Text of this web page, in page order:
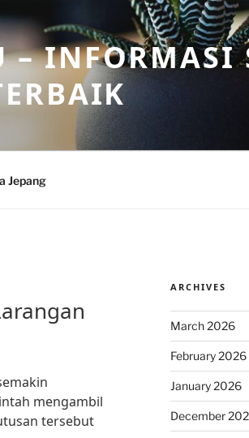
– INFORMASI
Jepang
mengambil
tersebut
ARCHIVES
March 2026
February 2026
January 2026
December